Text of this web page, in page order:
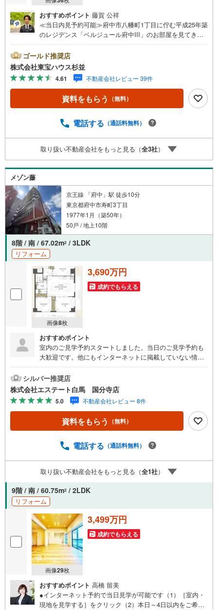
ご予約いただくとご見学がスムーズです！
【営業時間 10:00～19:00】
スマホの方は右下の電話ボタンをタッチ。
または「室内・現地を見学する（無料）」ボタンよりご希望の日時をご記
入いただけますとスムーズにご案内が可能です。
おすすめポイント 藤賀 公祥
≪当日内見予約可能≫府中市八幡町1丁目に佇む平成25年築
のレジデンス「ベルジュール府中III」のお部屋を見てきま
ら歩いてわずか3分という圧倒的な駅チカの快適さです。特
急停車駅であり、駅周辺の多彩な商業施設をまるで自分の
庭のように日常使いできる、この上ない生活環境が整って
います。ご紹介するお部屋は、10階建の6階部分に位置する
「南西角部屋」です。角部屋ならではの多面採光により、
室内には明るい陽光がたっぷりと差し込み、風通しも大変
0.48平米の使い勝手の良い3LDKプランで、各洋室にクロー
さながらの美しさに生まれ変わります。業界水準となる
「最長20年のアフターサービス保証」が付帯しているた
め、お引き渡し後も大きな安心が続きます。ペットの飼育
緒に、この素晴らしい立地で新生活をスタートしません
か？
ゴールド推奨店
株式会社東宝ハウス杉並
4.61 不動産会社レビュー 39件
資料をもらう （無料）
電話する （通話料無料）
取り扱い不動産会社をもっと見る（全3社）
メゾン藤
京王線 「府中」駅 徒歩10分
東京都府中市寿町3丁目
1977年1月（築50年）
50戸 / 地上10階
8階 / 南 / 67.02m2 / 3LDK
リフォーム
画像8枚
3,690万円
成約でもらえる
おすすめポイント
室内のご見学予約スタートしました。当日のご見学予約も
大歓迎です。他にもインターネットに掲載していない情報
不動産キャンペーン対象店舗。当店で物件を成約するとPa
yPayボーナスをプレゼント！「資料をもらう」「見学予約
をする」ボタンからお問い合わせください。【営業時間 9
時30分～18時30分】（年中無休）・人気物件には特に問い
合わせが集中するため、お早めにお電話ください。「室
内・現地を見学する」ボタンよりご予約いただくとご見学
のファイナンシャルプランナーへの無料個別ライフプラン
備しておりますので、お子様連れでもお気軽にお越し下さ
い。
シルバー推奨店
株式会社エステート白馬 国分寺店
5.0 不動産会社レビュー 8件
資料をもらう （無料）
電話する （通話料無料）
取り扱い不動産会社をもっと見る（全1社）
9階 / 南 / 60.75m2 / 2LDK
リフォーム
画像29枚
3,499万円
成約でもらえる
おすすめポイント 高橋 留美
●インターネット予約で当日見学が可能です（1）［室内・
現地を見学する］をクリック（2）本日～4日以内をご希望